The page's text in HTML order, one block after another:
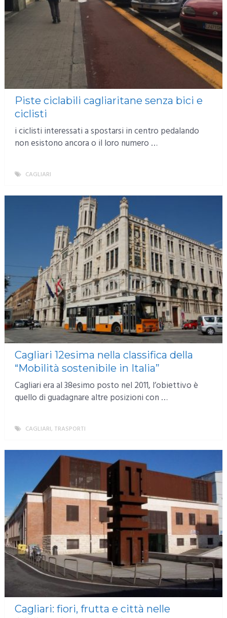
Piste ciclabili cagliaritane senza bici e
ciclisti
i ciclisti interessati a spostarsi in centro pedalando
non esistono ancora o il loro numero …
CAGLIARI
Cagliari 12esima nella classifica della
“Mobilità sostenibile in Italia”
Cagliari era al 38esimo posto nel 2011, l’obiettivo è
quello di guadagnare altre posizioni con …
CAGLIARI, TRASPORTI
Cagliari: fiori, frutta e città nelle